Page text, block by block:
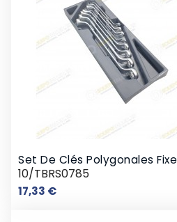
Set De Clés Polygonales Fixe
10/TBRS0785
17,33 €Prix